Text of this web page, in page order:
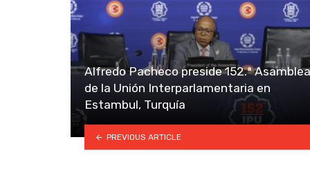
Alfredo Pacheco preside 152.ª Asamblea
de la Unión Interparlamentaria en
Estambul, Turquía
PREVIOUS ARTICLE